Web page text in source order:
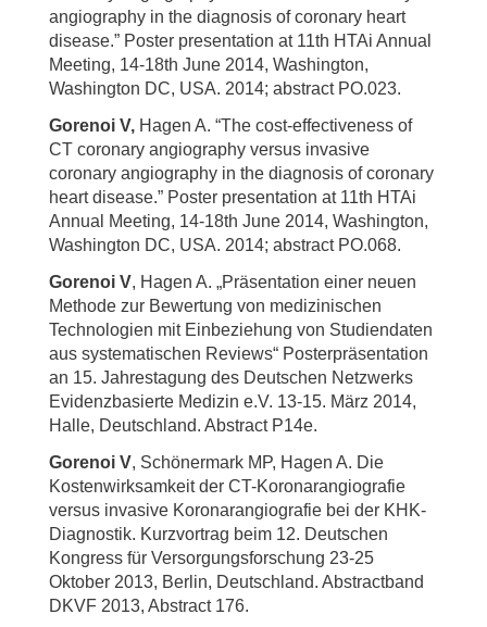
angiography in the diagnosis of coronary heart
disease.” Poster presentation at 11th HTAi Annual
Meeting, 14-18th June 2014, Washington,
Washington DC, USA. 2014; abstract PO.023.
Gorenoi V, Hagen A. “The cost-effectiveness of
CT coronary angiography versus invasive
coronary angiography in the diagnosis of coronary
heart disease.” Poster presentation at 11th HTAi
Annual Meeting, 14-18th June 2014, Washington,
Washington DC, USA. 2014; abstract PO.068.
Gorenoi V, Hagen A. „Präsentation einer neuen
Methode zur Bewertung von medizinischen
Technologien mit Einbeziehung von Studiendaten
aus systematischen Reviews“ Posterpräsentation
an 15. Jahrestagung des Deutschen Netzwerks
Evidenzbasierte Medizin e.V. 13-15. März 2014,
Halle, Deutschland. Abstract P14e.
Gorenoi V, Schönermark MP, Hagen A. Die
Kostenwirksamkeit der CT-Koronarangiografie
versus invasive Koronarangiografie bei der KHK-
Diagnostik. Kurzvortrag beim 12. Deutschen
Kongress für Versorgungsforschung 23-25
Oktober 2013, Berlin, Deutschland. Abstractband
DKVF 2013, Abstract 176.